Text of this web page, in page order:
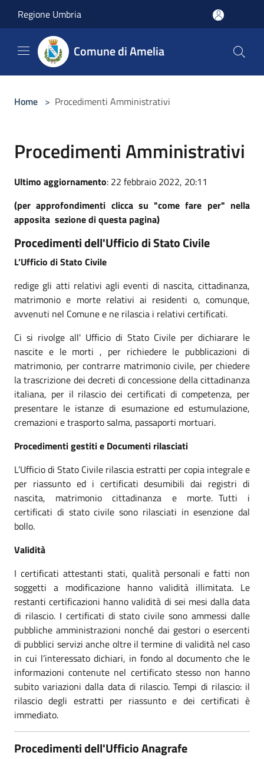
Regione Umbria
Comune di Amelia
Home > Procedimenti Amministrativi
Procedimenti Amministrativi
Ultimo aggiornamento: 22 febbraio 2022, 20:11
(per approfondimenti clicca su "come fare per" nella
apposita sezione di questa pagina)
Procedimenti dell'Ufficio di Stato Civile
L’Ufficio di Stato Civile
redige gli atti relativi agli eventi di nascita, cittadinanza,
matrimonio e morte relativi ai residenti o, comunque,
avvenuti nel Comune e ne rilascia i relativi certificati.
Ci si rivolge all' Ufficio di Stato Civile per dichiarare le
nascite e le morti , per richiedere le pubblicazioni di
matrimonio, per contrarre matrimonio civile, per chiedere
la trascrizione dei decreti di concessione della cittadinanza
italiana, per il rilascio dei certificati di competenza, per
presentare le istanze di esumazione ed estumulazione,
cremazioni e trasporto salma, passaporti mortuari.
Procedimenti gestiti e Documenti rilasciati
L’Ufficio di Stato Civile rilascia estratti per copia integrale e
per riassunto ed i certificati desumibili dai registri di
nascita, matrimonio cittadinanza e morte. Tutti i
certificati di stato civile sono rilasciati in esenzione dal
bollo.
Validità
I certificati attestanti stati, qualità personali e fatti non
soggetti a modificazione hanno validità illimitata. Le
restanti certificazioni hanno validità di sei mesi dalla data
di rilascio. I certificati di stato civile sono ammessi dalle
pubbliche amministrazioni nonché dai gestori o esercenti
di pubblici servizi anche oltre il termine di validità nel caso
in cui l’interessato dichiari, in fondo al documento che le
informazioni contenute nel certificato stesso non hanno
subito variazioni dalla data di rilascio. Tempi di rilascio: il
rilascio degli estratti per riassunto e dei certificati è
immediato.
Procedimenti dell'Ufficio Anagrafe